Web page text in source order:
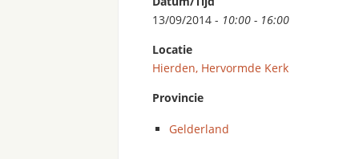
13/09/2014 - 10:00 - 16:00
Locatie
Hierden, Hervormde Kerk
Provincie
Gelderland